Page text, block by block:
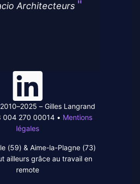
Architecteurs
Linked-
– Gilles Langrand
004 270 00014 • Mentions
légales
(59) & Aime-la-Plagne (73)
ailleurs grâce au travail en
remote